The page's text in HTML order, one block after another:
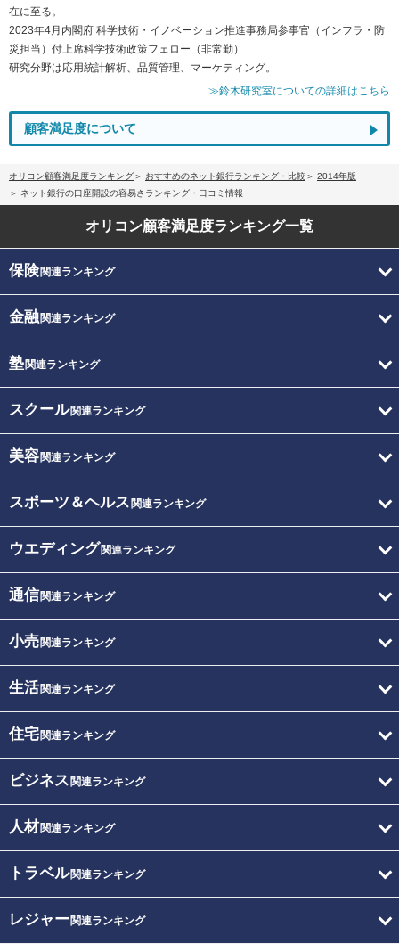
在に至る。
2023年4月内閣府 科学技術・イノベーション推進事務局参事官（インフラ・防
災担当）付上席科学技術政策フェロー（非常勤）
研究分野は応用統計解析、品質管理、マーケティング。
≫鈴木研究室についての詳細はこちら
顧客満足度について
オリコン顧客満足度ランキング おすすめのネット銀行ランキング・比較
2014年版
ネット銀行の口座開設の容易さランキング・口コミ情報
オリコン顧客満足度ランキング一覧
保険関連ランキング
金融関連ランキング
塾関連ランキング
スクール関連ランキング
美容関連ランキング
スポーツ＆ヘルス 関連ランキング
ウエディング関連ランキング
通信関連ランキング
小売関連ランキング
生活関連ランキング
住宅関連ランキング
ビジネス 関連ランキング
人材関連ランキング
トラベル関連ランキング
レジャー関連ランキング